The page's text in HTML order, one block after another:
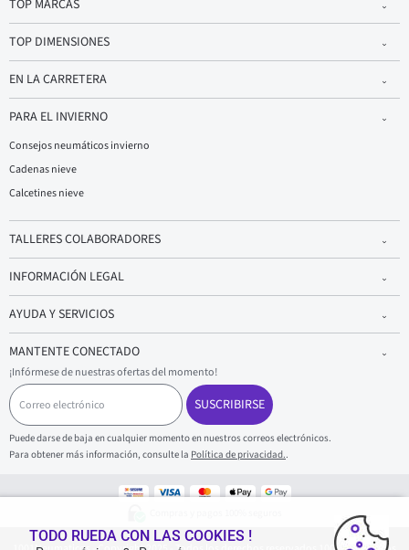
TOP MARCAS
TOP DIMENSIONES
EN LA CARRETERA
PARA EL INVIERNO
Consejos neumáticos invierno
Cadenas nieve
Calcetines nieve
TALLERES COLABORADORES
INFORMACIÓN LEGAL
AYUDA Y SERVICIOS
MANTENTE CONECTADO
¡Infórmese de nuestras ofertas del momento!
C
o
r
r
e
o
l
SUSCRIBIRSE
Puede darse de baja en cualquier momento en nuestros correos electrónicos.
Para obtener más información, consulte la Política de privacidad..
TODO RUEDA CON LAS COOKIES !